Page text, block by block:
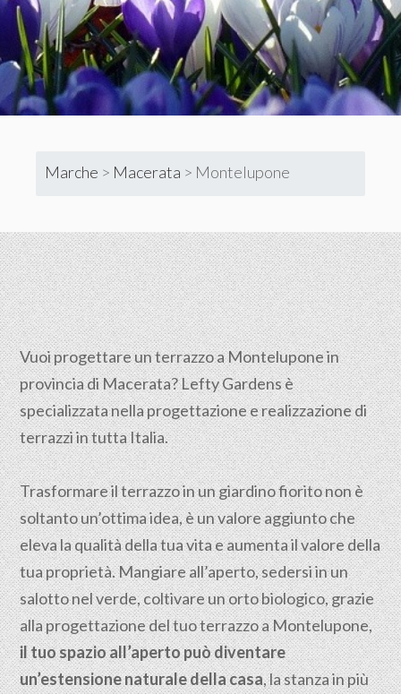
Marche > Macerata > Montelupone
Vuoi progettare un terrazzo a Montelupone in
provincia di Macerata? Lefty Gardens è
specializzata nella progettazione e realizzazione di
terrazzi in tutta Italia.
Trasformare il terrazzo in un giardino fiorito non è
soltanto un’ottima idea, è un valore aggiunto che
eleva la qualità della tua vita e aumenta il valore della
tua proprietà. Mangiare all’aperto, sedersi in un
salotto nel verde, coltivare un orto biologico, grazie
alla progettazione del tuo terrazzo a Montelupone,
il tuo spazio all’aperto può diventare
un’estensione naturale della casa, la stanza in più